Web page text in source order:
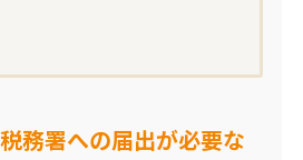
務署への届出が必要な